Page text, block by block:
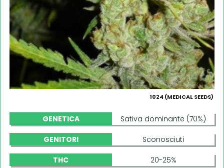
1024 (MEDICAL SEEDS)
GENETICA Sativa dominante (70%)
GENITORI Sconosciuti
THC 20-25%